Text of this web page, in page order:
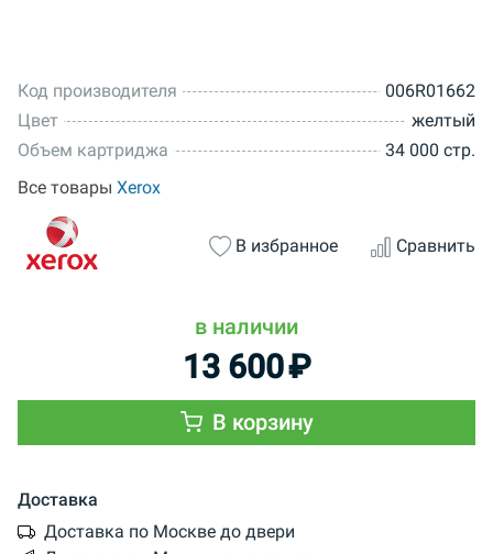
Код производителя
006R01662
Цвет
желтый
Объем картриджа
34 000 стр.
Все товары Xerox
В избранное Сравнить
в наличии
13 600₽
В корзину
Доставка
Доставка по Москве до двери